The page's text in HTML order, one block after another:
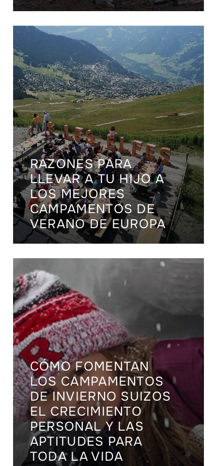
RAZONES PARA
LLEVAR A TU HIJO A
LOS MEJORES
CAMPAMENTOS DE
VERANO DE EUROPA
CÓMO FOMENTAN
LOS CAMPAMENTOS
DE INVIERNO SUIZOS
EL CRECIMIENTO
PERSONAL Y LAS
APTITUDES PARA
TODA LA VIDA